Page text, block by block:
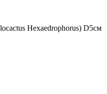
Hexaedrophorus) D5см